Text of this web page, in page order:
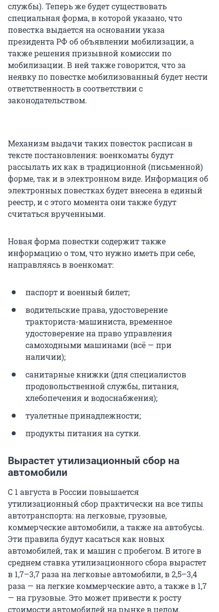
службы). Теперь же будет существовать
специальная форма, в которой указано, что
повестка выдается на основании указа
президента РФ об объявлении мобилизации, а
также решения призывной комиссии по
мобилизации. В ней также говорится, что за
неявку по повестке мобилизованный будет нести
ответственность в соответствии с
законодательством.
Механизм выдачи таких повесток расписан в
тексте постановления: военкоматы будут
рассылать их как в традиционной (письменной)
форме, так и в электронном виде. Информация об
электронных повестках будет внесена в единый
реестр, и с этого момента они также будут
считаться врученными.
Новая форма повестки содержит также
информацию о том, что нужно иметь при себе,
направляясь в военкомат:
паспорт и военный билет;
водительские права, удостоверение
тракториста-машиниста, временное
удостоверение на право управления
самоходными машинами (всё — при
наличии);
санитарные книжки (для специалистов
продовольственной службы, питания,
хлебопечения и водоснабжения);
туалетные принадлежности;
продукты питания на сутки.
Вырастет утилизационный сбор на
автомобили
С 1 августа в России повышается
утилизационный сбор практически на все типы
автотранспорта: на легковые, грузовые,
коммерческие автомобили, а также на автобусы.
Эти правила будут касаться как новых
автомобилей, так и машин с пробегом. В итоге в
среднем ставка утилизационного сбора вырастет
в 1,7–3,7 раза на легковые автомобили, в 2,5–3,4
раза — на легкие коммерческие авто, а также в 1,7
— на грузовые. Это может привести к росту
стоимости автомобилей на рынке в целом.